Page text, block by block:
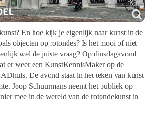
En hoe kijk je eigenlijk naar kunst in de
objecten op rotondes? Is het mooi of niet
wel de juiste vraag? Op dinsdagavond
er weer een KunstKennisMaker op de
De avond staat in het teken van kunst
Joop Schuurmans neemt het publiek op
mee in de wereld van de rotondekunst in